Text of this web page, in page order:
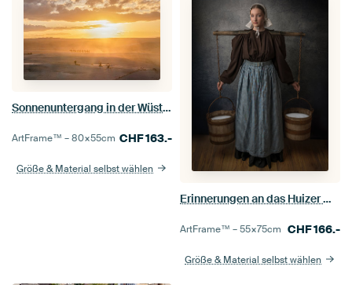
Sonnenuntergang in der Wüste bei Marrakech mit Kamelkarawane
ArtFrame™ –80×55cm CHF163.-
Größe & Material selbst wählen
Erinnerungen an das Huizer Milchmädchen
ArtFrame™ –55×75cm CHF166.-
Größe & Material selbst wählen